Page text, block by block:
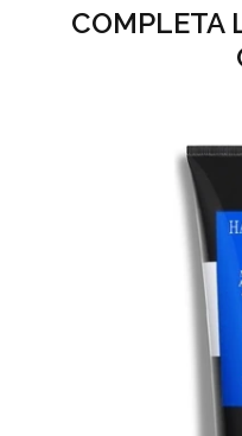
COMPLETA